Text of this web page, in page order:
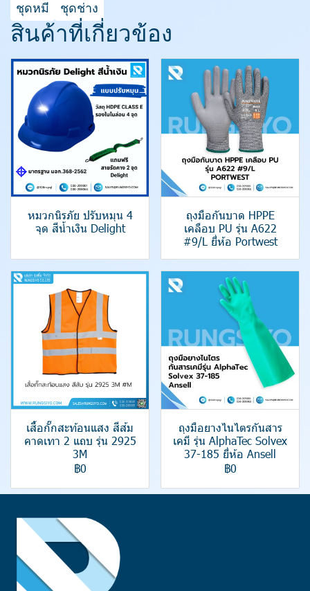
ชุดหมี ชุดช่าง
สินค้าที่เกี่ยวข้อง
หมวกนิรภัย ปรับหมุน 4
จุด สีน้ำเงิน Delight
ถุงมือกันบาด HPPE
เคลือบ PU รุ่น A622
#9/L ยี่ห้อ Portwest
เสื้อกั๊กสะท้อนแสง สีส้ม
คาดเทา 2 แถบ รุ่น 2925
3M
฿0
ถุงมือยางไนไตรกันสาร
เคมี รุ่น AlphaTec Solvex
37-185 ยี่ห้อ Ansell
฿0